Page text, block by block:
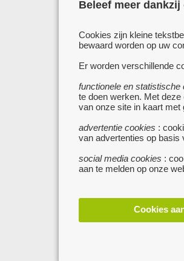
Beleef meer
Cookies zijn kleine
bewaard worden op uw
Er worden verschillende
functionele en statistische
te doen werken. Met
van onze site in kaart met
advertentie cookies :
van advertenties op basis
social media cookies :
aan te melden op onze
Cookies